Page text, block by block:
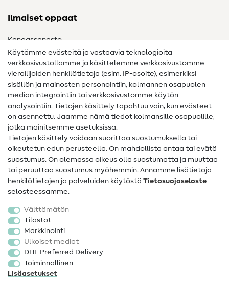
Ilmaiset oppaat
Kangassanasto
Ompelusanasto
Ompeluohjeet
Apua ja yhteystiedot
Yhteystiedot
Tietoa omistajanvaihdoksesta
FAQ
Peruutusoikeus
Suosittu
Kankaat
Ompelutarvikkeet
Ale
Käytämme evästeitä ja vastaavia teknologioita
verkkosivustollamme ja käsittelemme verkkosivustomme
vierailijoiden henkilötietoja (esim. IP-osoite), esimerkiksi
sisällön ja mainosten personointiin, kolmannen osapuolen
median integrointiin tai verkkosivustomme käytön
analysointiin. Tietojen käsittely tapahtuu vain, kun evästeet
on asennettu. Jaamme nämä tiedot kolmansille osapuolille,
jotka mainitsemme asetuksissa.
Tietojen käsittely voidaan suorittaa suostumuksella tai
oikeutetun edun perusteella. On mahdollista antaa tai evätä
suostumus. On olemassa oikeus olla suostumatta ja muuttaa
tai peruuttaa suostumus myöhemmin. Annamme lisätietoja
henkilötietojen ja palveluiden käytöstä Tietosuojaseloste-
selosteessamme.
Välttämätön
Tilastot
Markkinointi
Ulkoiset mediat
DHL Preferred Delivery
Toiminnallinen
Lisäasetukset